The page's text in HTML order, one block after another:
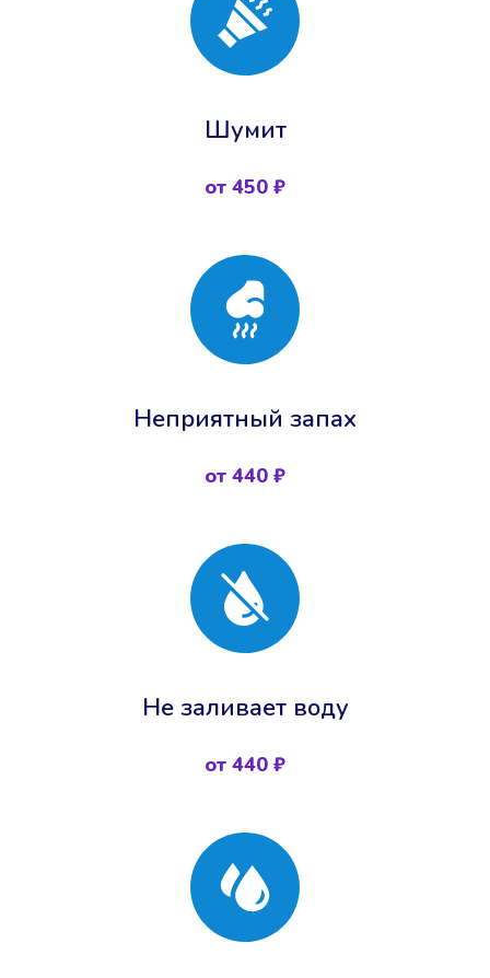
Шумит
от 450 ₽
Неприятный запах
от 440 ₽
Не заливает воду
от 440 ₽